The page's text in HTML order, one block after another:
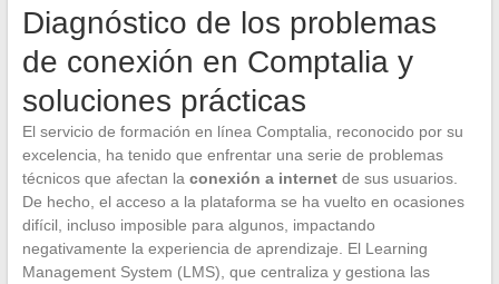
Diagnóstico de los problemas
de conexión en Comptalia y
soluciones prácticas
El servicio de formación en línea Comptalia, reconocido por su
excelencia, ha tenido que enfrentar una serie de problemas
técnicos que afectan la conexión a internetde sus usuarios.
De hecho, el acceso a la plataforma se ha vuelto en ocasiones
difícil, incluso imposible para algunos, impactando
negativamente la experiencia de aprendizaje. El Learning
Management System (LMS), que centraliza y gestiona las